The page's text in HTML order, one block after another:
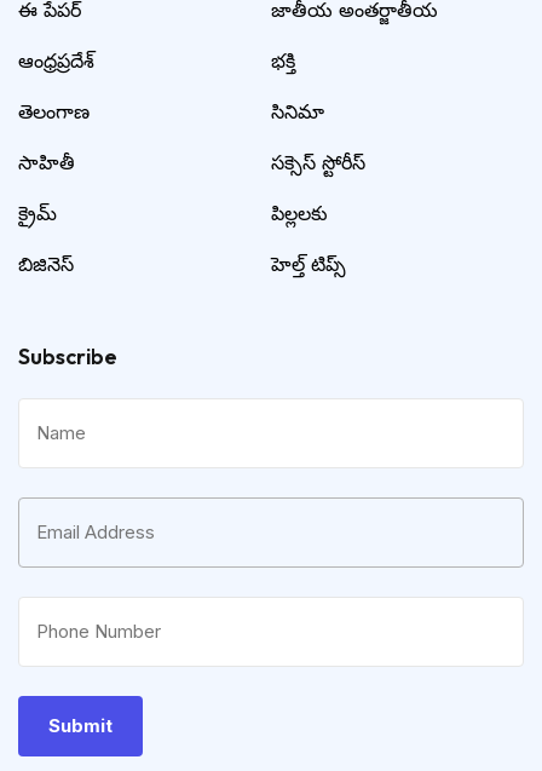
ఈ పేపర్
ఆంధ్రప్రదేశ్
తెలంగాణ
సాహితీ
క్రైమ్
బిజినెస్
జాతీయ అంతర్జాతీయ
భక్తి
సినిమా
సక్సెస్ స్టోరీస్
పిల్లలకు
హెల్త్ టిప్స్
Subscribe